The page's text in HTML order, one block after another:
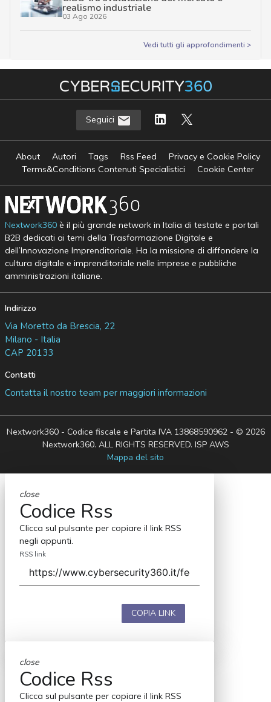
realismo industriale
03 Ago 2026
Vedi tutti gli approfondimenti >
Seguici
About Autori Tags Rss Feed
Privacy e Cookie Policy
Terms&Conditions Contenuti Specialistici
Cookie Center
Nextwork360è il più grande network in Italia di testate e portali
B2B dedicati ai temi della Trasformazione Digitale e
dell’Innovazione Imprenditoriale. Ha la missione di diffondere la
cultura digitale e imprenditoriale nelle imprese e pubbliche
amministrazioni italiane.
Indirizzo
Via Moretto da Brescia, 22
Milano - Italia
CAP 20133
Contatti
Contatta il nostro team per maggiori informazioni
Nextwork360 - Codice fiscale e Partita IVA 13868590962 - © 2026
Nextwork360. ALL RIGHTS RESERVED. ISP AWS
Mappa del sito
close
Codice Rss
Clicca sul pulsante per copiare il link RSS
negli appunti.
RSS link
COPIA LINK
close
Codice Rss
Clicca sul pulsante per copiare il link RSS